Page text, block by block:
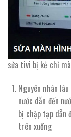
sửa tivi bị kẻ chỉ
Nguyên nhân
nước dẫn đến
bị chập tạp dẫn
trên xuống